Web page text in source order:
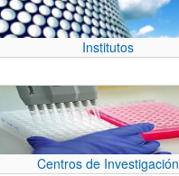
Institutos
Centros de Investigación